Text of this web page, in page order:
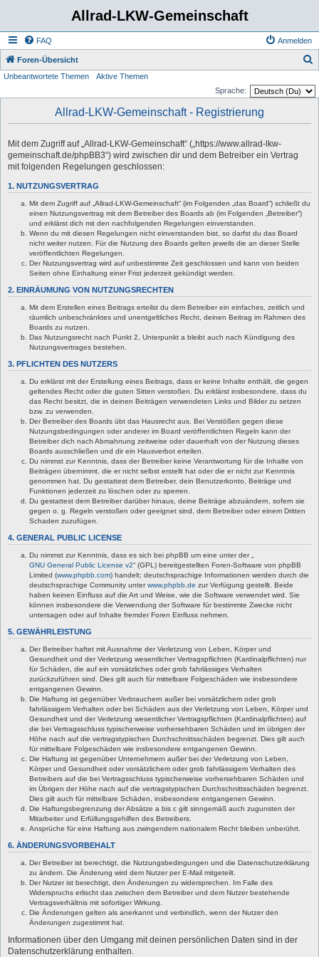
Allrad-LKW-Gemeinschaft
FAQ Anmelden
Foren-Übersicht
Unbeantwortete Themen
Aktive Themen
Sprache:
Allrad-LKW-Gemeinschaft - Registrierung
Mit dem Zugriff auf „Allrad-LKW-Gemeinschaft“ („https://www.allrad-lkw-
gemeinschaft.de/phpBB3“) wird zwischen dir und dem Betreiber ein Vertrag
mit folgenden Regelungen geschlossen:
1. NUTZUNGSVERTRAG
Mit dem Zugriff auf „Allrad-LKW-Gemeinschaft“ (im Folgenden „das Board“) schließt du
einen Nutzungsvertrag mit dem Betreiber des Boards ab (im Folgenden „Betreiber“)
und erklärst dich mit den nachfolgenden Regelungen einverstanden.
Wenn du mit diesen Regelungen nicht einverstanden bist, so darfst du das Board
nicht weiter nutzen. Für die Nutzung des Boards gelten jeweils die an dieser Stelle
veröffentlichten Regelungen.
Der Nutzungsvertrag wird auf unbestimmte Zeit geschlossen und kann von beiden
Seiten ohne Einhaltung einer Frist jederzeit gekündigt werden.
2. EINRÄUMUNG VON NUTZUNGSRECHTEN
Mit dem Erstellen eines Beitrags erteilst du dem Betreiber ein einfaches, zeitlich und
räumlich unbeschränktes und unentgeltliches Recht, deinen Beitrag im Rahmen des
Boards zu nutzen.
Das Nutzungsrecht nach Punkt 2, Unterpunkt a bleibt auch nach Kündigung des
Nutzungsvertrages bestehen.
3. PFLICHTEN DES NUTZERS
Du erklärst mit der Erstellung eines Beitrags, dass er keine Inhalte enthält, die gegen
geltendes Recht oder die guten Sitten verstoßen. Du erklärst insbesondere, dass du
das Recht besitzt, die in deinen Beiträgen verwendeten Links und Bilder zu setzen
bzw. zu verwenden.
Der Betreiber des Boards übt das Hausrecht aus. Bei Verstößen gegen diese
Nutzungsbedingungen oder anderer im Board veröffentlichten Regeln kann der
Betreiber dich nach Abmahnung zeitweise oder dauerhaft von der Nutzung dieses
Boards ausschließen und dir ein Hausverbot erteilen.
Du nimmst zur Kenntnis, dass der Betreiber keine Verantwortung für die Inhalte von
Beiträgen übernimmt, die er nicht selbst erstellt hat oder die er nicht zur Kenntnis
genommen hat. Du gestattest dem Betreiber, dein Benutzerkonto, Beiträge und
Funktionen jederzeit zu löschen oder zu sperren.
Du gestattest dem Betreiber darüber hinaus, deine Beiträge abzuändern, sofern sie
gegen o. g. Regeln verstoßen oder geeignet sind, dem Betreiber oder einem Dritten
Schaden zuzufügen.
4. GENERAL PUBLIC LICENSE
Du nimmst zur Kenntnis, dass es sich bei phpBB um eine unter der „
GNU General Public License v2“ (GPL) bereitgestellten Foren-Software von phpBB
Limited (www.phpbb.com) handelt; deutschsprachige Informationen werden durch die
deutschsprachige Community unterwww.phpbb.de zur Verfügung gestellt. Beide
haben keinen Einfluss auf die Art und Weise, wie die Software verwendet wird. Sie
können insbesondere die Verwendung der Software für bestimmte Zwecke nicht
untersagen oder auf Inhalte fremder Foren Einfluss nehmen.
5. GEWÄHRLEISTUNG
Der Betreiber haftet mit Ausnahme der Verletzung von Leben, Körper und
Gesundheit und der Verletzung wesentlicher Vertragspflichten (Kardinalpflichten) nur
für Schäden, die auf ein vorsätzliches oder grob fahrlässiges Verhalten
zurückzuführen sind. Dies gilt auch für mittelbare Folgeschäden wie insbesondere
entgangenen Gewinn.
Die Haftung ist gegenüber Verbrauchern außer bei vorsätzlichem oder grob
fahrlässigem Verhalten oder bei Schäden aus der Verletzung von Leben, Körper und
Gesundheit und der Verletzung wesentlicher Vertragspflichten (Kardinalpflichten) auf
die bei Vertragsschluss typischerweise vorhersehbaren Schäden und im übrigen der
Höhe nach auf die vertragstypischen Durchschnittsschäden begrenzt. Dies gilt auch
für mittelbare Folgeschäden wie insbesondere entgangenen Gewinn.
Die Haftung ist gegenüber Unternehmern außer bei der Verletzung von Leben,
Körper und Gesundheit oder vorsätzlichem oder grob fahrlässigem Verhalten des
Betreibers auf die bei Vertragsschluss typischerweise vorhersehbaren Schäden und
im Übrigen der Höhe nach auf die vertragstypischen Durchschnittsschäden begrenzt.
Dies gilt auch für mittelbare Schäden, insbesondere entgangenen Gewinn.
Die Haftungsbegrenzung der Absätze a bis c gilt sinngemäß auch zugunsten der
Mitarbeiter und Erfüllungsgehilfen des Betreibers.
Ansprüche für eine Haftung aus zwingendem nationalem Recht bleiben unberührt.
6. ÄNDERUNGSVORBEHALT
Der Betreiber ist berechtigt, die Nutzungsbedingungen und die Datenschutzerklärung
zu ändern. Die Änderung wird dem Nutzer per E-Mail mitgeteilt.
Der Nutzer ist berechtigt, den Änderungen zu widersprechen. Im Falle des
Widerspruchs erlischt das zwischen dem Betreiber und dem Nutzer bestehende
Vertragsverhältnis mit sofortiger Wirkung.
Die Änderungen gelten als anerkannt und verbindlich, wenn der Nutzer den
Änderungen zugestimmt hat.
Informationen über den Umgang mit deinen persönlichen Daten sind in der
Datenschutzerklärung enthalten.